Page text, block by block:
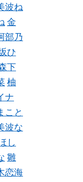
波ね
金
部乃
ひ
下
柚
ナ
こと
波な
し
雛
恋海